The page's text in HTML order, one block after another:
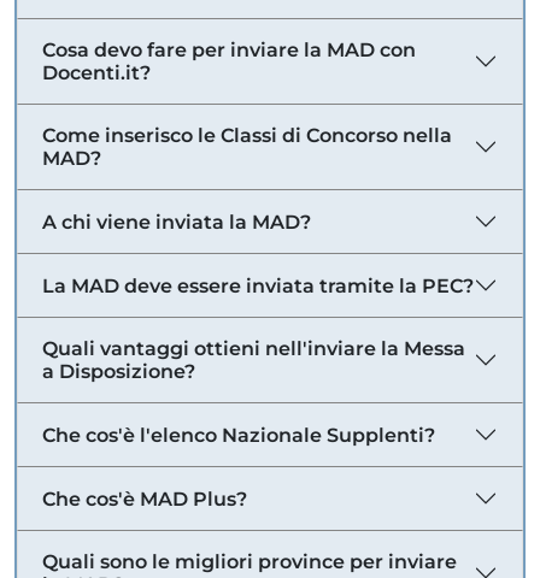
Cosa devo fare per inviare la MAD con
Docenti.it?
Come inserisco le Classi di Concorso nella
MAD?
A chi viene inviata la MAD?
La MAD deve essere inviata tramite la PEC?
Quali vantaggi ottieni nell'inviare la Messa
a Disposizione?
Che cos'è l'elenco Nazionale Supplenti?
Che cos'è MAD Plus?
Quali sono le migliori province per inviare